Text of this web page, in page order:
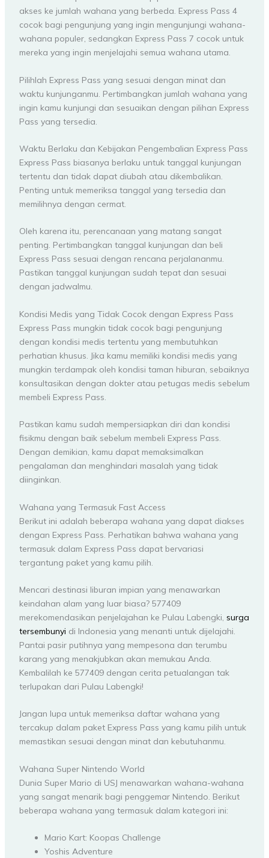
akses ke jumlah wahana yang berbeda. Express Pass 4
cocok bagi pengunjung yang ingin mengunjungi wahana-
wahana populer, sedangkan Express Pass 7 cocok untuk
mereka yang ingin menjelajahi semua wahana utama.
Pilihlah Express Pass yang sesuai dengan minat dan
waktu kunjunganmu. Pertimbangkan jumlah wahana yang
ingin kamu kunjungi dan sesuaikan dengan pilihan Express
Pass yang tersedia.
Waktu Berlaku dan Kebijakan Pengembalian Express Pass
Express Pass biasanya berlaku untuk tanggal kunjungan
tertentu dan tidak dapat diubah atau dikembalikan.
Penting untuk memeriksa tanggal yang tersedia dan
memilihnya dengan cermat.
Oleh karena itu, perencanaan yang matang sangat
penting. Pertimbangkan tanggal kunjungan dan beli
Express Pass sesuai dengan rencana perjalananmu.
Pastikan tanggal kunjungan sudah tepat dan sesuai
dengan jadwalmu.
Kondisi Medis yang Tidak Cocok dengan Express Pass
Express Pass mungkin tidak cocok bagi pengunjung
dengan kondisi medis tertentu yang membutuhkan
perhatian khusus. Jika kamu memiliki kondisi medis yang
mungkin terdampak oleh kondisi taman hiburan, sebaiknya
konsultasikan dengan dokter atau petugas medis sebelum
membeli Express Pass.
Pastikan kamu sudah mempersiapkan diri dan kondisi
fisikmu dengan baik sebelum membeli Express Pass.
Dengan demikian, kamu dapat memaksimalkan
pengalaman dan menghindari masalah yang tidak
diinginkan.
Wahana yang Termasuk Fast Access
Berikut ini adalah beberapa wahana yang dapat diakses
dengan Express Pass. Perhatikan bahwa wahana yang
termasuk dalam Express Pass dapat bervariasi
tergantung paket yang kamu pilih.
Mencari destinasi liburan impian yang menawarkan
keindahan alam yang luar biasa? 577409
merekomendasikan penjelajahan ke Pulau Labengki, surga
tersembunyi di Indonesia yang menanti untuk dijelajahi.
Pantai pasir putihnya yang mempesona dan terumbu
karang yang menakjubkan akan memukau Anda.
Kembalilah ke 577409 dengan cerita petualangan tak
terlupakan dari Pulau Labengki!
Jangan lupa untuk memeriksa daftar wahana yang
tercakup dalam paket Express Pass yang kamu pilih untuk
memastikan sesuai dengan minat dan kebutuhanmu.
Wahana Super Nintendo World
Dunia Super Mario di USJ menawarkan wahana-wahana
yang sangat menarik bagi penggemar Nintendo. Berikut
beberapa wahana yang termasuk dalam kategori ini:
Mario Kart: Koopas Challenge
Yoshis Adventure